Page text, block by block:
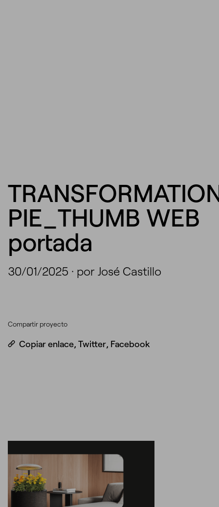
PIE_THUMB WEB
portada
30/01/2025 · por José Castillo
Compartir proyecto
Copiar enlace, Twitter, Facebook